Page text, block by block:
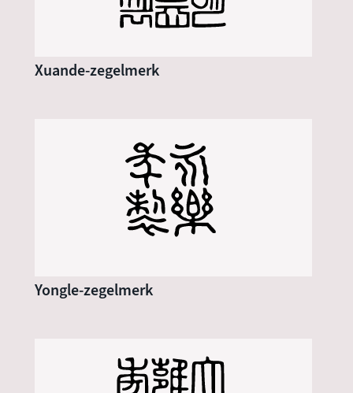
Xuande-zegelmerk
Yongle-zegelmerk